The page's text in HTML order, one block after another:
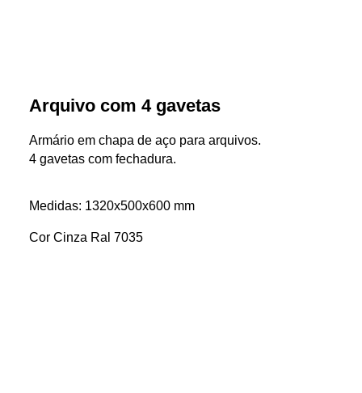
Arquivo com 4 gavetas
Armário em chapa de aço para arquivos.
4 gavetas com fechadura.
Medidas: 1320x500x600 mm
Cor Cinza Ral 7035